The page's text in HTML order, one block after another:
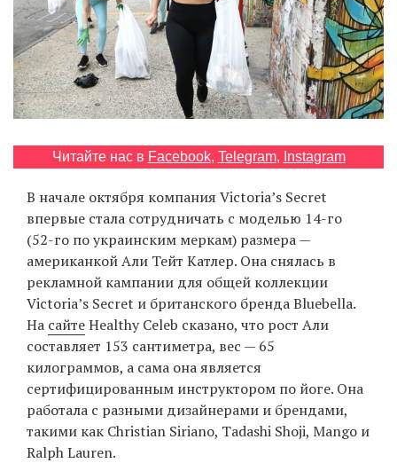
Читайте нас в Facebook, Telegram, Instagram
В начале октября компания Victoria’s Secret
впервые стала сотрудничать с моделью 14-го
(52-го по украинским меркам) размера —
американкой Али Тейт Катлер. Она снялась в
рекламной кампании для общей коллекции
Victoria’s Secret и британского бренда Bluebella.
На сайтеHealthy Celeb сказано, что рост Али
составляет 153 сантиметра, вес — 65
килограммов, а сама она является
сертифицированным инструктором по йоге. Она
работала с разными дизайнерами и брендами,
такими как Christian Siriano, Tadashi Shoji, Mango и
Ralph Lauren.